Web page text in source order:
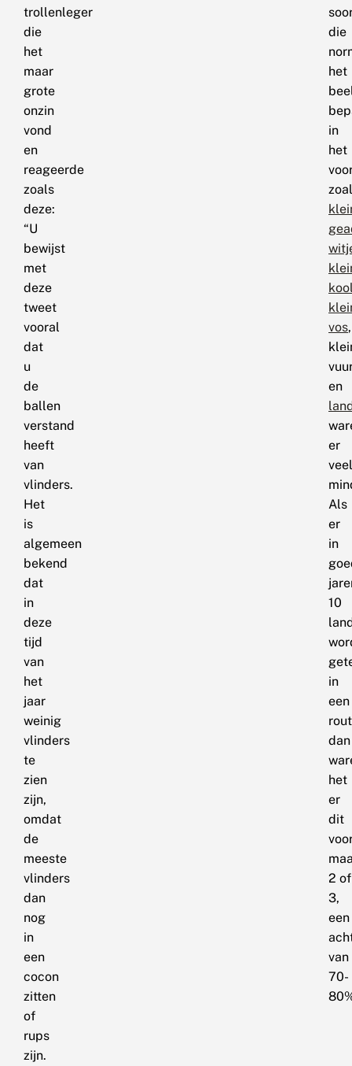
trollenleger
die
het
maar
grote
onzin
vond
en
reageerde
zoals
deze:
“U
bewijst
met
deze
tweet
vooral
dat
u
de
ballen
verstand
heeft
van
vlinders.
Het
is
algemeen
bekend
dat
in
deze
tijd
van
het
jaar
weinig
vlinders
te
zien
zijn,
omdat
de
meeste
vlinders
dan
nog
in
een
cocon
zitten
of
rups
zijn.
die
het
in
het
vos,
en
er
veel
Als
er
in
10
in
een
dan
het
er
dit
2 of
3,
een
van
70-